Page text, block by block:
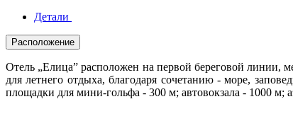
Детали
Расположение
Отель „Елица” расположен на первой береговой линии,
для летнего отдыха, благодаря сочетанию - море,
площадки для мини-гольфа - 300 м; автовокзала - 1000 м;